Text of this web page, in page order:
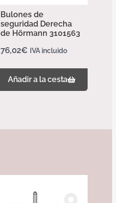
Bulones de
seguridad Derecha
de Hörmann 3101563
76,02€ IVA incluido
Añadir a la cesta